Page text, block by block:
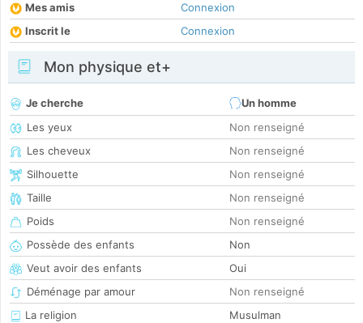
Mes amis
Connexion
Inscrit le
Connexion
Mon physique et+
Je cherche
Un homme
Les yeux
Non renseigné
Les cheveux
Non renseigné
Silhouette
Non renseigné
Taille
Non renseigné
Poids
Non renseigné
Possède des enfants
Non
Veut avoir des enfants
Oui
Déménage par amour
Non renseigné
La religion
Musulman